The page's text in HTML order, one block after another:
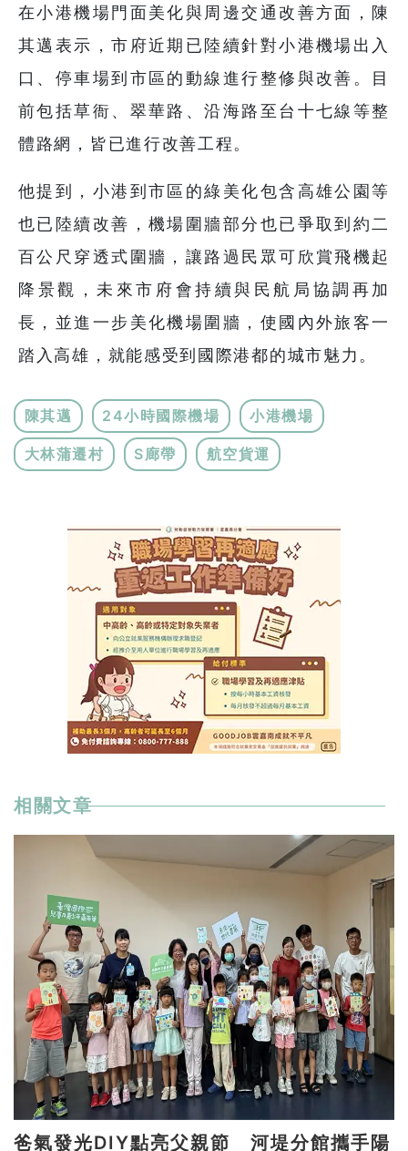
在小港機場門面美化與周邊交通改善方面，陳
其邁表示，市府近期已陸續針對小港機場出入
口、停車場到市區的動線進行整修與改善。目
前包括草衙、翠華路、沿海路至台十七線等整
體路網，皆已進行改善工程。
他提到，小港到市區的綠美化包含高雄公園等
也已陸續改善，機場圍牆部分也已爭取到約二
百公尺穿透式圍牆，讓路過民眾可欣賞飛機起
降景觀，未來市府會持續與民航局協調再加
長，並進一步美化機場圍牆，使國內外旅客一
踏入高雄，就能感受到國際港都的城市魅力。
陳其邁 24小時國際機場 小港機場
大林蒲遷村 S廊帶 航空貨運
相關文章
爸氣發光DIY點亮父親節 河堤分館攜手陽